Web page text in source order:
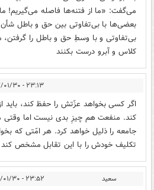
می‌گفت: «ما از فتنه‌ها فاصله می‌گیریم! ما
بعضی‌ها با بی‌تفاوتی بین حق و باطل شأن
بی‌تفاوتی و با وسطِ حق و باطل را
کلاس و آبرو درست بکنند
۲۳:۱۳ - ۱۳۹۲/۰۱/۳۰
اگر کسی بخواهد عزّتش را حفظ کند،
کند. منفعت هم چیزِ بدی نیست اما وقتی
جامعه را ذلیل خواهد کرد. هر امّتی که
تکلیف خودش را با این تقابل مشخص کند
سعید ۲۳:۵۲ - ۱۳۹۲/۰۱/۳۰